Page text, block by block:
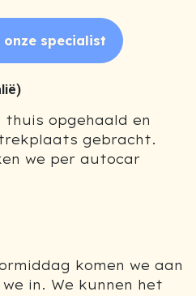
onze specialist
thuis opgehaald en
gebracht.
we per autocar
komen we aan
in. We kunnen het